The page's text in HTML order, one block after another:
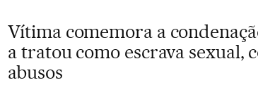
Vítima comemora a
a tratou como escrava sexual,
abusos